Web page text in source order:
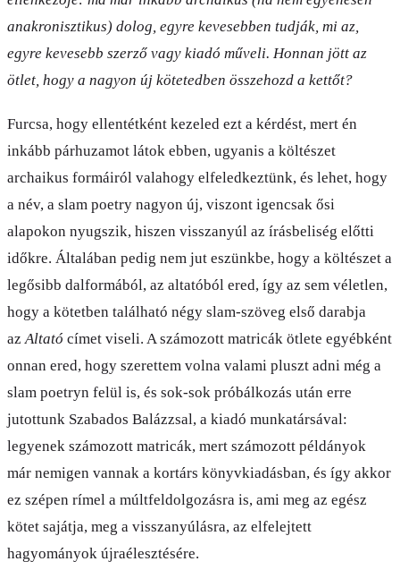
anakronisztikus) dolog, egyre kevesebben tudják, mi az,
egyre kevesebb szerző vagy kiadó műveli. Honnan jött az
ötlet, hogy a nagyon új kötetedben összehozd a kettőt?
Furcsa, hogy ellentétként kezeled ezt a kérdést, mert én
inkább párhuzamot látok ebben, ugyanis a költészet
archaikus formáiról valahogy elfeledkeztünk, és lehet, hogy
a név, a slam poetry nagyon új, viszont igencsak ősi
alapokon nyugszik, hiszen visszanyúl az írásbeliség előtti
időkre. Általában pedig nem jut eszünkbe, hogy a költészet a
legősibb dalformából, az altatóból ered, így az sem véletlen,
hogy a kötetben található négy slam-szöveg első darabja
az Altató címet viseli. A számozott matricák ötlete egyébként
onnan ered, hogy szerettem volna valami pluszt adni még a
slam poetryn felül is, és sok-sok próbálkozás után erre
jutottunk Szabados Balázzsal, a kiadó munkatársával:
legyenek számozott matricák, mert számozott példányok
már nemigen vannak a kortárs könyvkiadásban, és így akkor
ez szépen rímel a múltfeldolgozásra is, ami meg az egész
kötet sajátja, meg a visszanyúlásra, az elfelejtett
hagyományok újraélesztésére.